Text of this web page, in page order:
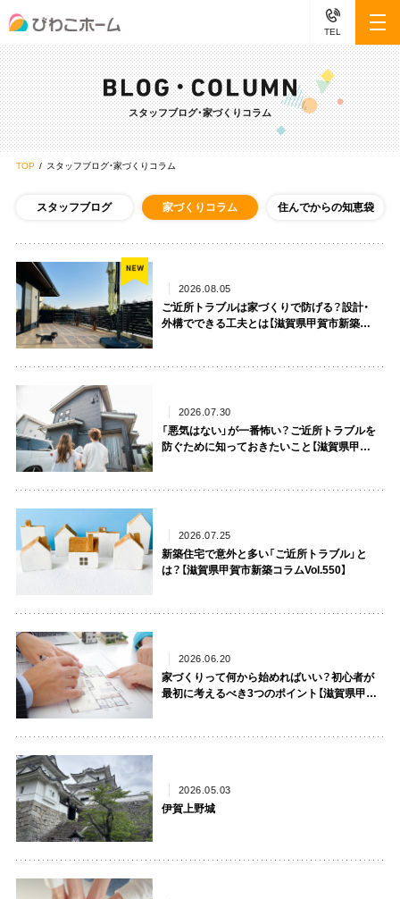
TEL
スタッフブログ・家づくりコラム
TOP スタッフブログ・家づくりコラム
スタッフブログ 家づくりコラム 住んでからの知恵袋
2026.08.05
ご近所トラブルは家づくりで防げる？設計・
外構でできる工夫とは【滋賀県甲賀市新築コ
2026.07.30
「悪気はない」が一番怖い？ご近所トラブルを
防ぐために知っておきたいこと【滋賀県甲賀
2026.07.25
新築住宅で意外と多い「ご近所トラブル」と
は？【滋賀県甲賀市新築コラムVol.550】
2026.06.20
家づくりって何から始めればいい？初心者が
最初に考えるべき3つのポイント【滋賀県甲賀
2026.05.03
伊賀上野城